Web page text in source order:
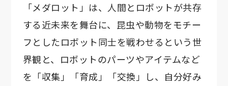
「メダロット」は、人間とロボットが共存
する近未来を舞台に、昆虫や動物をモチー
フとしたロボット同士を戦わせるという世
界観と、ロボットのパーツやアイテムなど
を「収集」「育成」「交換」し、自分好み